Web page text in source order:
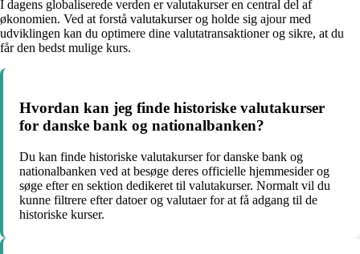
I dagens globaliserede verden er valutakurser en central del af
økonomien. Ved at forstå valutakurser og holde sig ajour med
udviklingen kan du optimere dine valutatransaktioner og sikre, at du
får den bedst mulige kurs.
Hvordan kan jeg finde historiske valutakurser
for danske bank og nationalbanken?
Du kan finde historiske valutakurser for danske bank og
nationalbanken ved at besøge deres officielle hjemmesider og
søge efter en sektion dedikeret til valutakurser. Normalt vil du
kunne filtrere efter datoer og valutaer for at få adgang til de
historiske kurser.